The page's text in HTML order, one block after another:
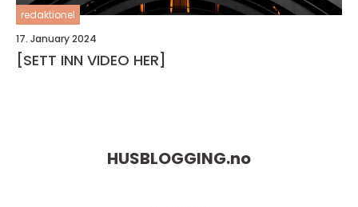
redaktionel
17. January 2024
[SETT INN VIDEO HER]
HUSBLOGGING.no